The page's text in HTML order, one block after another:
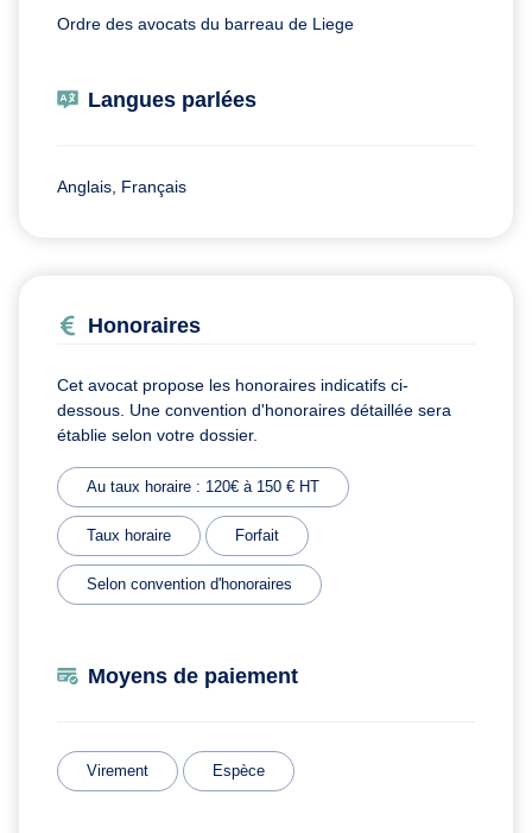
Ordre des avocats du barreau de Liege
Langues parlées
Anglais, Français
Honoraires
Cet avocat propose les honoraires indicatifs ci-
dessous. Une convention d'honoraires détaillée sera
établie selon votre dossier.
Au taux horaire : 120€ à 150 € HT
Taux horaire Forfait
Selon convention d'honoraires
Moyens de paiement
Virement Espèce